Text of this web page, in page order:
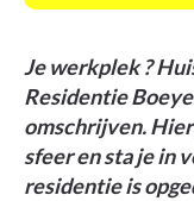
Je werkplek ?
Residentie
omschrijven. Hier
sfeer en sta je in
residentie is